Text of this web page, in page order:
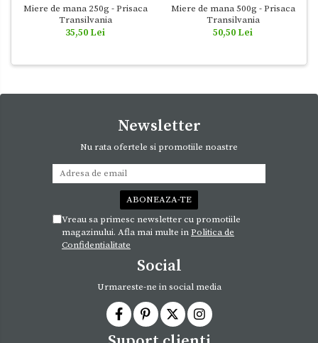
Miere de mana 250g - Prisaca
Transilvania
35,50 Lei
Miere de mana 500g - Prisaca
Transilvania
50,50 Lei
Newsletter
Nu rata ofertele si promotiile noastre
Vreau sa primesc newsletter cu promotiile
magazinului. Afla mai multe inPolitica de
Confidentialitate
Social
Urmareste-ne in social media